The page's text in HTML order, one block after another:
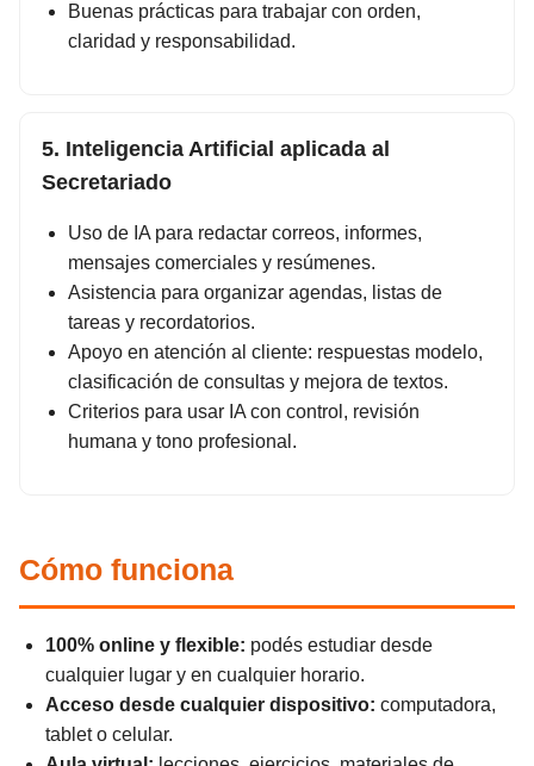
Buenas prácticas para trabajar con orden,
claridad y responsabilidad.
5. Inteligencia Artificial aplicada al
Secretariado
Uso de IA para redactar correos, informes,
mensajes comerciales y resúmenes.
Asistencia para organizar agendas, listas de
tareas y recordatorios.
Apoyo en atención al cliente: respuestas modelo,
clasificación de consultas y mejora de textos.
Criterios para usar IA con control, revisión
humana y tono profesional.
Cómo funciona
100% online y flexible: podés estudiar desde
cualquier lugar y en cualquier horario.
Acceso desde cualquier dispositivo: computadora,
tablet o celular.